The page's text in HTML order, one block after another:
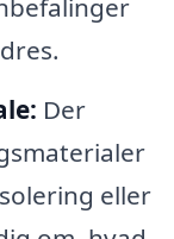
Der
eller